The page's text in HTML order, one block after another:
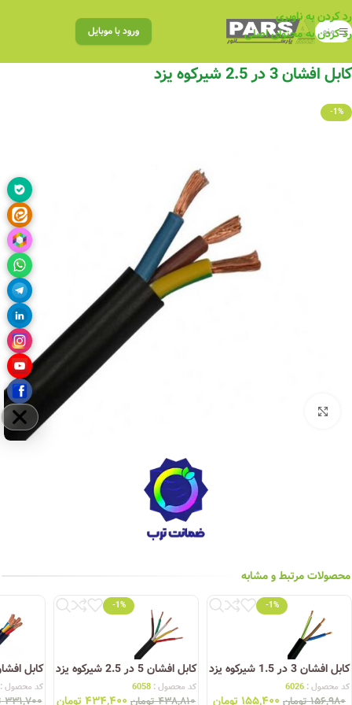
رد کردن به ناوبری
رد کردن به محتوای اصلی
منو ورود با موبایل
کابل افشان 3 در 2.5 شیرکوه یزد
-1%
محصولات مرتبط و مشابه
-1%
کابل افشان 3 در 1.5 شیرکوه یزد
کد محصول : 6026
۱۵۶,۹۸۰ تومان ۱۵۵,۴۰۰ تومان
-1%
کابل افشان 5 در 2.5 شیرکوه یزد
کد محصول : 6058
۴۳۸,۸۱۰ تومان ۴۳۴,۴۰۰ تومان
کابل افشان 4 در 2.5
کد محصول
۳۳۱,۷۰۰